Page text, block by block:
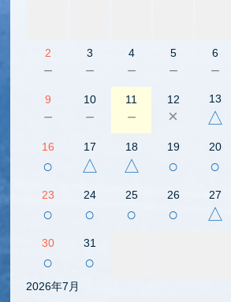
2
－
3
－
4
－
5
－
6
－
9
－
10
－
11
－
12
×
13
△
16
○
17
△
18
△
19
○
20
○
23
○
24
○
25
○
26
○
27
△
30
○
31
○
2026年7月